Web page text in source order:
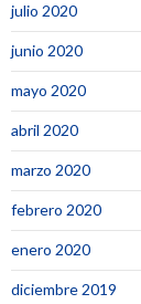
julio 2020
junio 2020
mayo 2020
abril 2020
marzo 2020
febrero 2020
enero 2020
diciembre 2019